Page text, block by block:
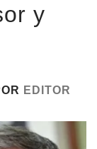
y
EDITOR